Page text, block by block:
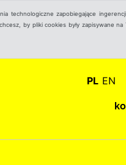
technologiczne zapobiegające
by pliki cookies były zapisywane na
PL EN